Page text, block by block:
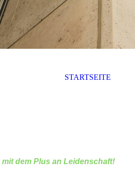
STARTSEITE
mit dem Plus an Leidenschaft!